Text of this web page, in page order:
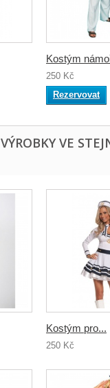
Kostým
250 Kč
Rezervovat
VE
Kostým pro...
250 Kč